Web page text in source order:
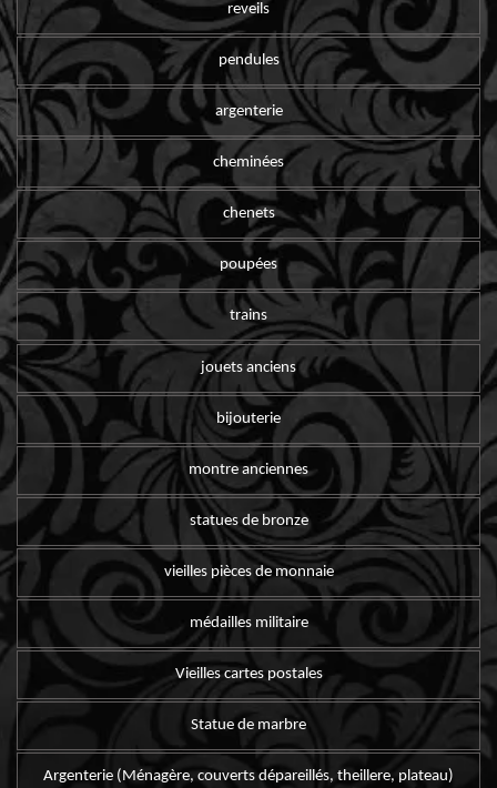
reveils
pendules
argenterie
cheminées
chenets
poupées
trains
jouets anciens
bijouterie
montre anciennes
statues de bronze
vieilles pièces de monnaie
médailles militaire
Vieilles cartes postales
Statue de marbre
Argenterie (Ménagère, couverts dépareillés, theillere, plateau)